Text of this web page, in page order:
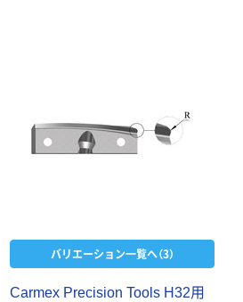
バリエーション一覧へ（3）
Carmex Precision Too ls H32用